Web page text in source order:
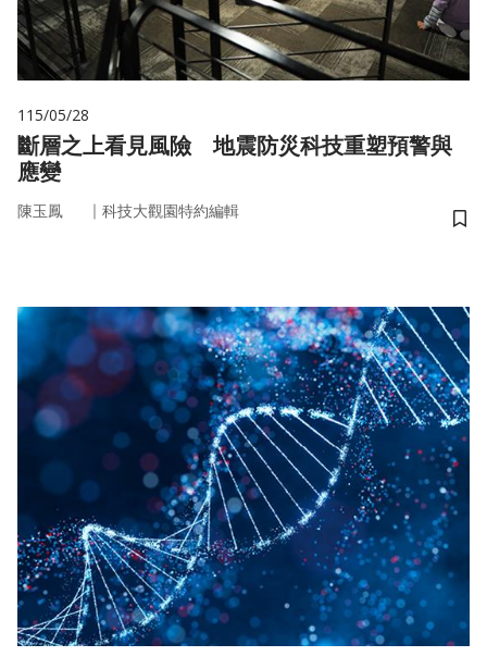
115/05/28
斷層之上看見風險 地震防災科技重塑預警與
應變
陳玉鳳 ｜ 科技大觀園特約編輯
儲